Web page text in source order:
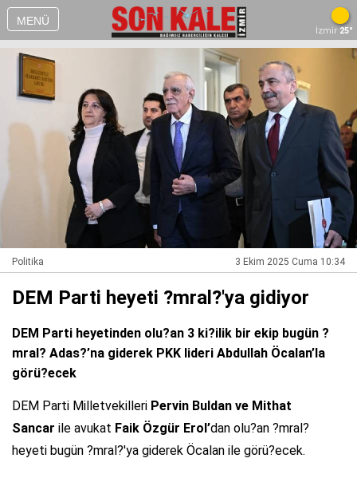
MENÜ
İzmir 25°
Politika 3 Ekim 2025 Cuma 10:34
DEM Parti heyeti ?mral?'ya gidiyor
DEM Parti heyetinden olu?an 3 ki?ilik bir ekip bugün ?
mral? Adas?’na giderek PKK lideri Abdullah Öcalan’la
görü?ecek
DEM Parti Milletvekilleri Pervin Buldan ve Mithat
Sancar ile avukat Faik Özgür Erol’dan olu?an ?mral?
heyeti bugün ?mral?'ya giderek Öcalan ile görü?ecek.